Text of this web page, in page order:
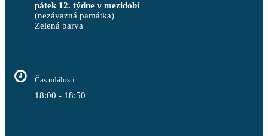
pátek 12. týdne v mezidobí
(nezávazná památka)
Zelená barva
Čas události
18:00 - 18:50